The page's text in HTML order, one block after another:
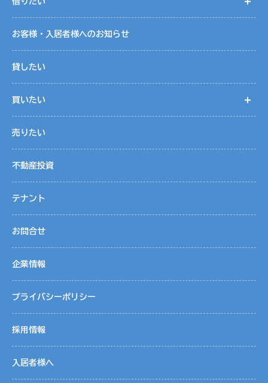
お客様・入居者様へのお知らせ
貸したい
買いたい
売りたい
不動産投資
テナント
お問合せ
企業情報
プライバシーポリシー
採用情報
入居者様へ